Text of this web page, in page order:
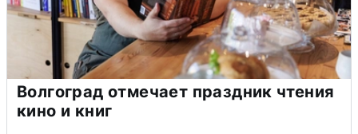
Волгоград отмечает праздник чтения
кино и книг